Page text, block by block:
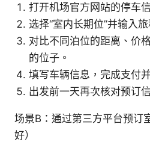
打开机场官方网站的停车
选择“室内长期位”并输入
对比不同泊位的距离、价
的位子。
填写车辆信息，完成支付
出发前一天再次核对预订
场景B：通过第三方平台预订
好）